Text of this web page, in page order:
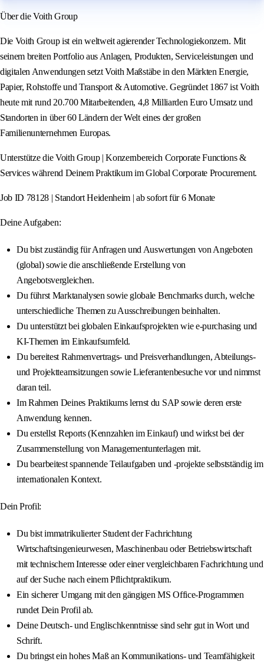
Über die Voith Group
Die Voith Group ist ein weltweit agierender Technologiekonzern. Mit
seinem breiten Portfolio aus Anlagen, Produkten, Serviceleistungen und
digitalen Anwendungen setzt Voith Maßstäbe in den Märkten Energie,
Papier, Rohstoffe und Transport & Automotive. Gegründet 1867 ist Voith
heute mit rund 20.700 Mitarbeitenden, 4,8 Milliarden Euro Umsatz und
Standorten in über 60 Ländern der Welt eines der großen
Familienunternehmen Europas.
Unterstütze die Voith Group | Konzernbereich Corporate Functions &
Services während Deinem Praktikum im Global Corporate Procurement.
Job ID 78128 | Standort Heidenheim | ab sofort für 6 Monate
Deine Aufgaben:
Du bist zuständig für Anfragen und Auswertungen von Angeboten
(global) sowie die anschließende Erstellung von
Angebotsvergleichen.
Du führst Marktanalysen sowie globale Benchmarks durch, welche
unterschiedliche Themen zu Ausschreibungen beinhalten.
Du unterstützt bei globalen Einkaufsprojekten wie e-purchasing und
KI-Themen im Einkaufsumfeld.
Du bereitest Rahmenvertrags- und Preisverhandlungen, Abteilungs-
und Projektteamsitzungen sowie Lieferantenbesuche vor und nimmst
daran teil.
Im Rahmen Deines Praktikums lernst du SAP sowie deren erste
Anwendung kennen.
Du erstellst Reports (Kennzahlen im Einkauf) und wirkst bei der
Zusammenstellung von Managementunterlagen mit.
Du bearbeitest spannende Teilaufgaben und -projekte selbstständig im
internationalen Kontext.
Dein Profil:
Du bist immatrikulierter Student der Fachrichtung
Wirtschaftsingenieurwesen, Maschinenbau oder Betriebswirtschaft
mit technischem Interesse oder einer vergleichbaren Fachrichtung und
auf der Suche nach einem Pflichtpraktikum.
Ein sicherer Umgang mit den gängigen MS Office-Programmen
rundet Dein Profil ab.
Deine Deutsch- und Englischkenntnisse sind sehr gut in Wort und
Schrift.
Du bringst ein hohes Maß an Kommunikations- und Teamfähigkeit